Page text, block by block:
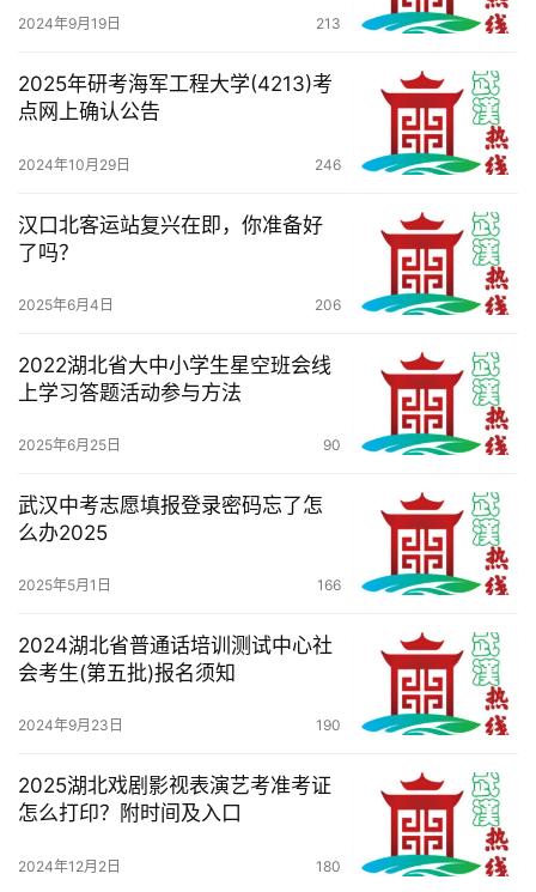
我
服
导
2024年9月19日 213
2025年研考海军工程大学(4213)考
点网上确认公告
2024年10月29日 246
汉口北客运站复兴在即，你准备好
了吗？
2025年6月4日 206
2022湖北省大中小学生星空班会线
上学习答题活动参与方法
2025年6月25日 90
武汉中考志愿填报登录密码忘了怎
么办2025
2025年5月1日 166
2024湖北省普通话培训测试中心社
会考生(第五批)报名须知
2024年9月23日 190
2025湖北戏剧影视表演艺考准考证
怎么打印？附时间及入口
2024年12月2日 180